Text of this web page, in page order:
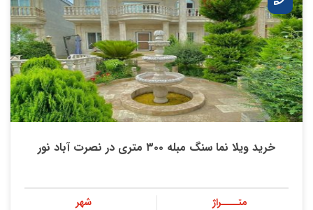
خرید ویلا نما سنگ مبله ۳۰۰ متری در نصرت آباد نور
متــــراژ
شهر